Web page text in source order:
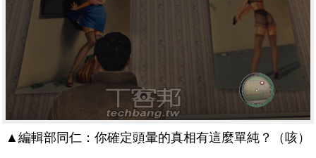
▲編輯部同仁：你確定頭暈的真相有這麼單純？（咳）